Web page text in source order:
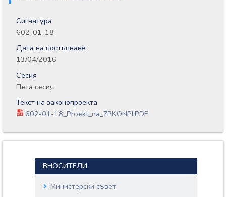
Сигнатура
602-01-18
Дата на постъпване
13/04/2016
Сесия
Пета сесия
Текст на законопроекта
602-01-18_Proekt_na_ZPKONPI.PDF
ВНОСИТЕЛИ
Министерски съвет